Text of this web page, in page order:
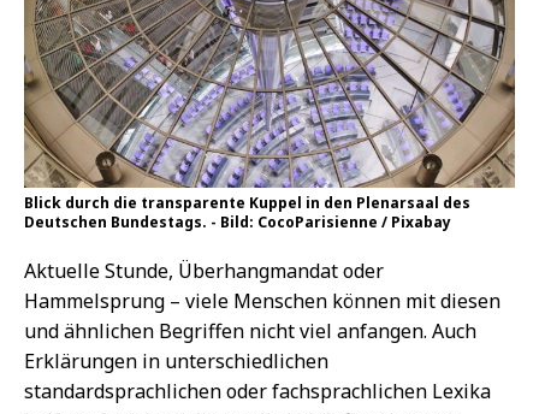
Blick durch die transparente Kuppel in den Plenarsaal des
Deutschen Bundestags. - Bild: CocoParisienne / Pixabay
Aktuelle Stunde, Überhangmandat oder
Hammelsprung – viele Menschen können mit diesen
und ähnlichen Begriffen nicht viel anfangen. Auch
Erklärungen in unterschiedlichen
standardsprachlichen oder fachsprachlichen Lexika